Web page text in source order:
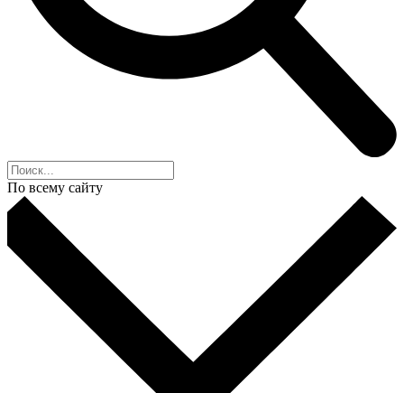
По всему сайту